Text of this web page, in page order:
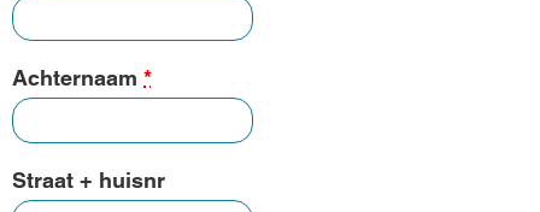
Achternaam *
Straat + huisnr